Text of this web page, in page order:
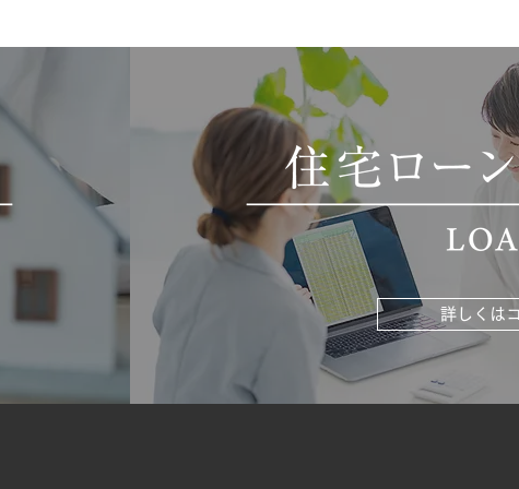
詳しくは